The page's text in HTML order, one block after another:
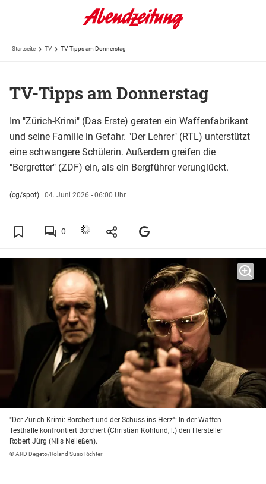
Startseite TV TV-Tipps am Donnerstag
TV-Tipps am Donnerstag
Im "Zürich-Krimi" (Das Erste) geraten ein Waffenfabrikant
und seine Familie in Gefahr. "Der Lehrer" (RTL) unterstützt
eine schwangere Schülerin. Außerdem greifen die
"Bergretter" (ZDF) ein, als ein Bergführer verunglückt.
(cg/spot) | 04. Juni 2026 - 06:00 Uhr
0
"Der Zürich-Krimi: Borchert und der Schuss ins Herz": In der Waffen-
Testhalle konfrontiert Borchert (Christian Kohlund, l.) den Hersteller
Robert Jürg (Nils Nelleßen).
© ARD Degeto/Roland Suso Richter